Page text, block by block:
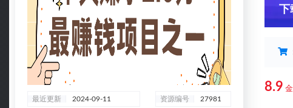
最近更新 2024-09-11 资源编号 27981
8.9